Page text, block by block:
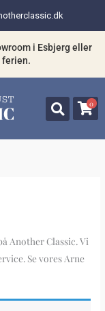
i Esbjerg eller
0
Another Classic. Vi
Se vores Arne